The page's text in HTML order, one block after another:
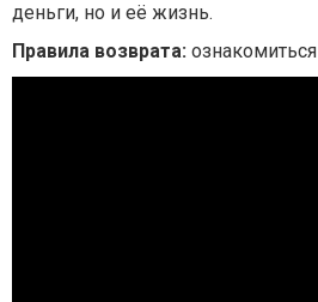
деньги, но и её жизнь.
Правила возврата: ознакомиться